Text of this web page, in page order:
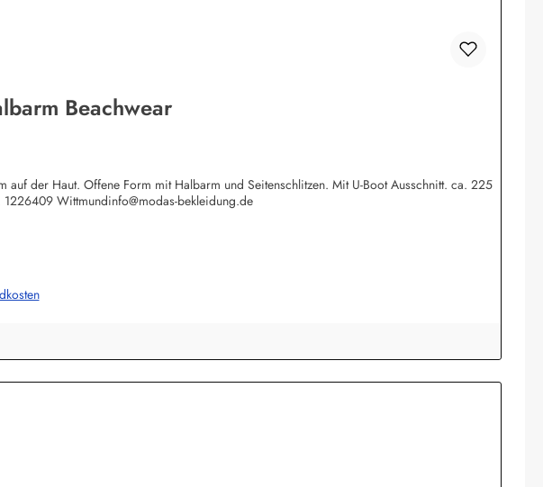
Beachwear
der Haut. Offene Form mit Halbarm und Seitenschlitzen. Mit U-Boot Ausschnitt. ca. 225
Wittmundinfo@modas-bekleidung.de